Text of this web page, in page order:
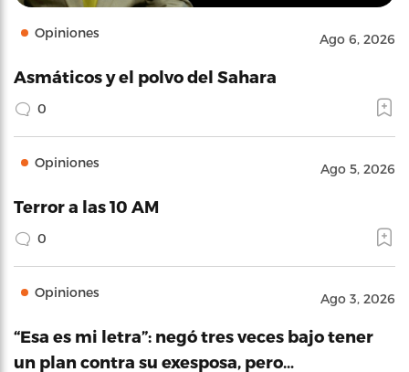
Opiniones Ago 6, 2026
Asmáticos y el polvo del Sahara
0
Opiniones Ago 5, 2026
Terror a las 10 AM
0
Opiniones Ago 3, 2026
“Esa es mi letra”: negó tres veces bajo tener
un plan contra su exesposa, pero…